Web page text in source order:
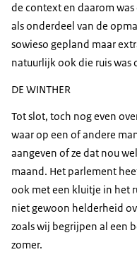
de context en daarom
als onderdeel van de
sowieso gepland maar
natuurlijk ook die ruis was
DE WINTHER
Tot slot, toch nog even
waar op een of andere
aangeven of ze dat nou
maand. Het parlement
ook met een kluitje in het
niet gewoon helderheid
zoals wij begrijpen al een
zomer.